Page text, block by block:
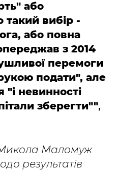
або
такий вибір -
або повна
з 2014
перемоги
подати", але
"і невинності
зберегти"",
Маломуж
результатів